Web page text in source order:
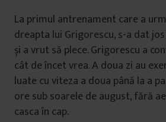
La primul antrenament care a
dreapta lui Grigorescu, s-a dat
și a vrut să plece. Grigorescu a
cât de încet vrea. A doua zi au
luate cu viteza a doua până la a
ore sub soarele de august, fără
casca în cap.